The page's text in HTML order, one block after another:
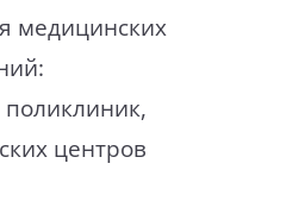
медицинских
центров